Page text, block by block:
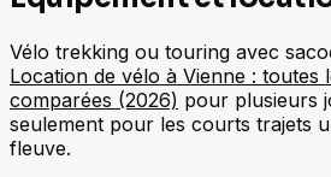
Vélo trekking ou touring avec
Location de vélo à Vienne : toutes
comparées (2026) pour plusieurs
seulement pour les courts trajets
fleuve.